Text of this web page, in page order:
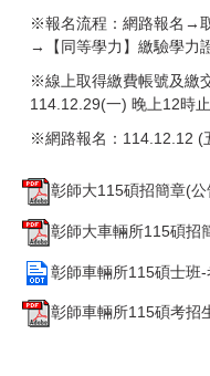
※報名流程：網路報名→
→【同等學力】繳驗學力
※線上取得繳費帳號及繳
114.12.29(一) 晚上12時止
※網路報名：114.12.12 (
彰師大115碩招簡章(
彰師大車輛所115碩招
彰師車輛所115碩士班
彰師車輛所115碩考招